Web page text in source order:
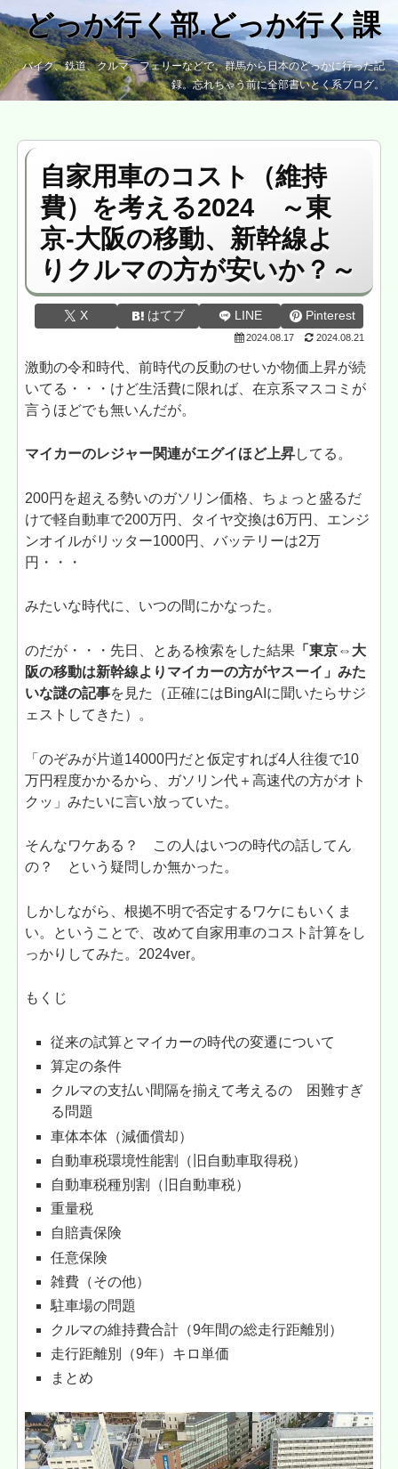
どっか行く部.どっか行く課
バイク、鉄道、クルマ、フェリーなどで、群馬から日本のどっかに行った記
録。忘れちゃう前に全部書いとく系ブログ。
自家用車のコスト（維持
費）を考える2024 ～東
京-大阪の移動、新幹線よ
りクルマの方が安いか？～
X はてブ LINE Pinterest
2024.08.17 2024.08.21
激動の令和時代、前時代の反動のせいか物価上昇が続
いてる・・・けど生活費に限れば、在京系マスコミが
言うほどでも無いんだが。
マイカーのレジャー関連がエグイほど上昇してる。
200円を超える勢いのガソリン価格、ちょっと盛るだ
けで軽自動車で200万円、タイヤ交換は6万円、エンジ
ンオイルがリッター1000円、バッテリーは2万
円・・・
みたいな時代に、いつの間にかなった。
のだが・・・先日、とある検索をした結果 「東京⇔大
阪の移動は新幹線よりマイカーの方がヤスーイ」みた
いな謎の記事を見た（正確にはBingAIに聞いたらサジ
ェストしてきた）。
「のぞみが片道14000円だと仮定すれば4人往復で10
万円程度かかるから、ガソリン代＋高速代の方がオト
クッ」みたいに言い放っていた。
そんなワケある？ この人はいつの時代の話してん
の？ という疑問しか無かった。
しかしながら、根拠不明で否定するワケにもいくま
い。ということで、改めて自家用車のコスト計算をし
っかりしてみた。2024ver。
もくじ
従来の試算とマイカーの時代の変遷について
算定の条件
クルマの支払い間隔を揃えて考えるの 困難すぎ
る問題
車体本体（減価償却）
自動車税環境性能割（旧自動車取得税）
自動車税種別割（旧自動車税）
重量税
自賠責保険
任意保険
雑費（その他）
駐車場の問題
クルマの維持費合計（9年間の総走行距離別）
走行距離別（9年）キロ単価
まとめ